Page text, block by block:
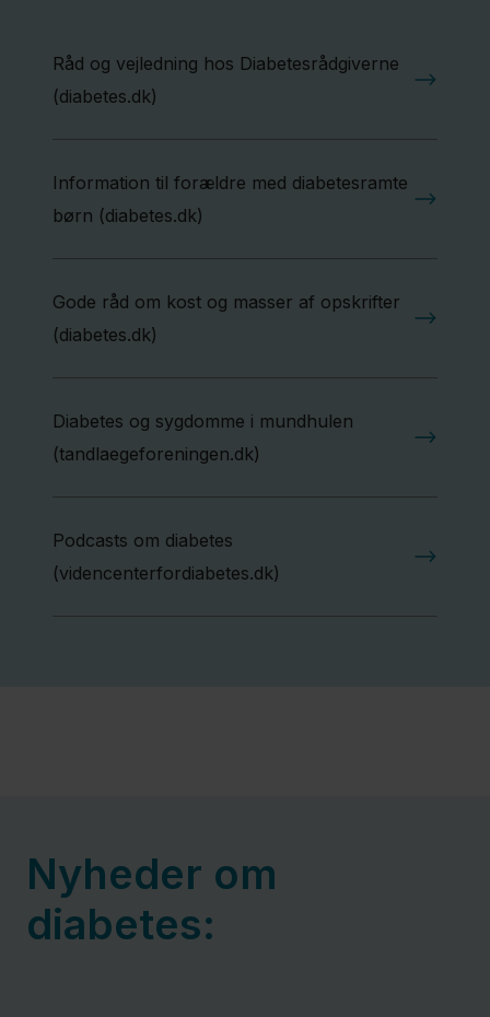
Råd og vejledning hos Diabetesrådgiverne
(diabetes.dk)
Information til forældre med diabetesramte
børn (diabetes.dk)
Gode råd om kost og masser af opskrifter
(diabetes.dk)
Diabetes og sygdomme i mundhulen
(tandlaegeforeningen.dk)
Podcasts om diabetes
(videncenterfordiabetes.dk)
Nyheder om
diabetes: